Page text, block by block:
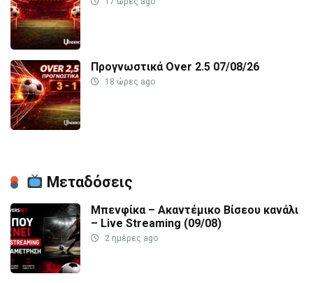
Προγνωστικά Over 2.5 07/08/26
18 ώρες ago
Μεταδόσεις
Μπενφίκα – Ακαντέμικο Βίσεου κανάλι
– Live Streaming (09/08)
2 ημέρες ago